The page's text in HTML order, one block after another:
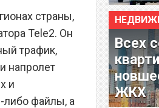
страны,
Tele2. Он
трафик,
напролет
и
либо файлы, а
Всех
ЖКХ